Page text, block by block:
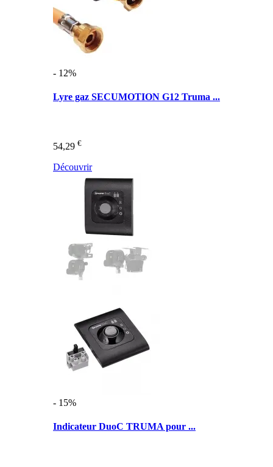
- 12%
Lyre gaz SECUMOTION G12 Truma ...
54,29 €
Découvrir
- 15%
Indicateur DuoC TRUMA pour ...